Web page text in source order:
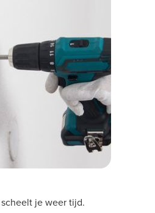
je weer tijd.